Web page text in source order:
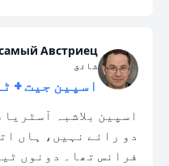
Австриец
شائق
اسپین جیت +
اسپین بلاشبہ
دو رائے نہیں، ہاں
فرانس تھا۔ دونوں